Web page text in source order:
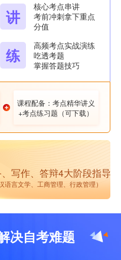
咨询了解更多 >
持 职业前景好
咨询了解更多 >
南、安徽、江西、广
讲
核心考点串讲
考前冲刺拿下重点
分值
练
高频考点实战演练
吃透考题
掌握答题技巧
课程配备：考点精华讲义
+考点练习题（可下载）
写作、答辩4大阶段指导
言文学、工商管理、行政管理）
决自考难题